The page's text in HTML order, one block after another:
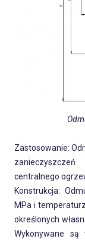
Zastosowanie:
centralnego
Konstrukcja:
MPa i
określonych
Wykonywane